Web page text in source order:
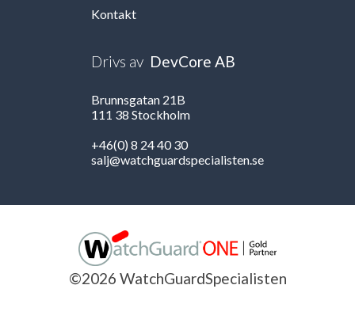
Kontakt
Drivs av DevCore AB
Brunnsgatan 21B
111 38 Stockholm
+46(0) 8 24 40 30
salj@watchguardspecialisten.se
©2026 WatchGuardSpecialisten